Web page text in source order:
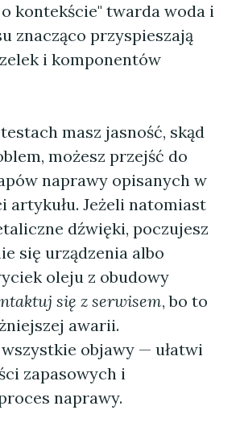
kontekście" twarda woda i
znacząco przyspieszają
i komponentów
masz jasność, skąd
możesz przejść do
naprawy opisanych w
artykułu. Jeżeli natomiast
dźwięki, poczujesz
się urządzenia albo
oleju z obudowy
się z serwisem, bo to
awarii.
objawy — ułatwi
zapasowych i
naprawy.